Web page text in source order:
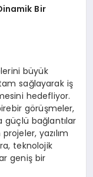
Bir
büyük
sağlayarak iş
hedefliyor.
görüşmeler,
güçlü bağlantılar
yazılım
teknolojik
geniş bir